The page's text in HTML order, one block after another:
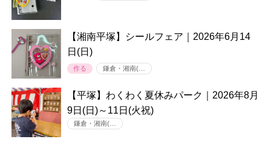
【湘南平塚】シールフェア｜2026年6月14
日(日)
作る 鎌倉・湘南(…
【平塚】わくわく夏休みパーク｜2026年8月
9日(日)～11日(火祝)
鎌倉・湘南(…